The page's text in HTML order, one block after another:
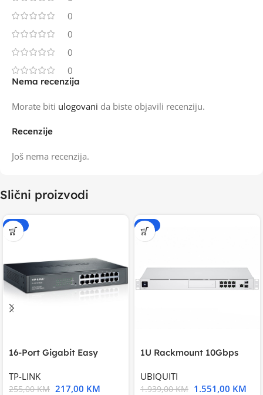
0
0
0
0
Recenzije
Još nema recenzija.
Nema recenzija
Morate biti ulogovani da biste objavili recenziju.
Slični proizvodi
-15%
16-Port Gigabit Easy
TP-LINK
255,00KM 217,00 KM
-20%
1U Rackmount 10Gbps
UBIQUITI
1.939,00KM 1.551,00 KM